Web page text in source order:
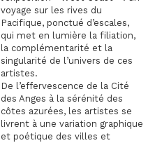
voyage sur les rives du
Pacifique, ponctué d’escales,
qui met en lumière la filiation,
la complémentarité et la
singularité de l’univers de ces
artistes.
De l’effervescence de la Cité
des Anges à la sérénité des
côtes azurées, les artistes se
livrent à une variation graphique
et poétique des villes et